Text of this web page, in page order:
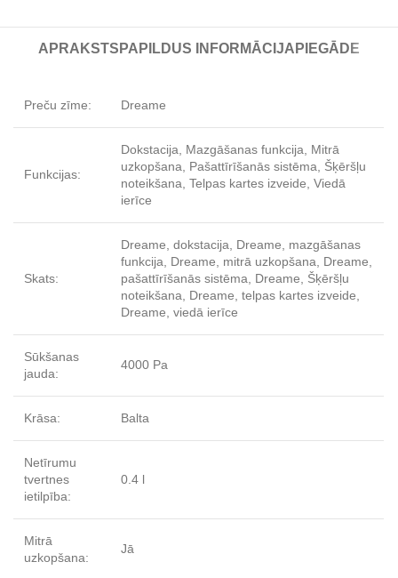
APRAKSTS PAPILDUS INFORMĀCIJA PIEGĀDE
Preču zīme: Dreame
Funkcijas:
Dokstacija, Mazgāšanas funkcija, Mitrā
uzkopšana, Pašattīrīšanās sistēma, Šķēršļu
noteikšana, Telpas kartes izveide, Viedā
ierīce
Skats:
Dreame, dokstacija, Dreame, mazgāšanas
funkcija, Dreame, mitrā uzkopšana, Dreame,
pašattīrīšanās sistēma, Dreame, Šķēršļu
noteikšana, Dreame, telpas kartes izveide,
Dreame, viedā ierīce
Sūkšanas
jauda:
4000 Pa
Krāsa: Balta
Netīrumu
tvertnes
ietilpība:
0.4 l
Mitrā
uzkopšana:
Jā